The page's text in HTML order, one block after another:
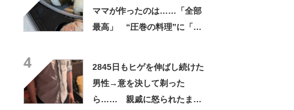
ママが作ったのは……「全部
最高」 “圧巻の料理”に「う
4
2845日もヒゲを伸ばし続けた
男性→意を決して剃った
ら…… 親戚に怒られたまさ